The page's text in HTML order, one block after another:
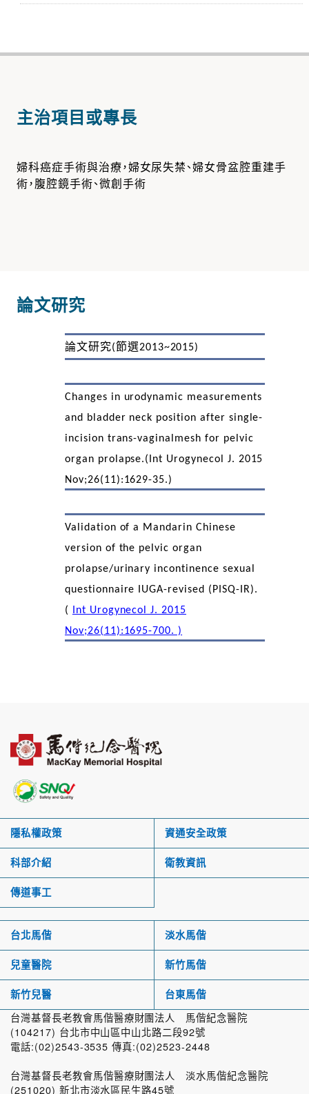
主治項目或專長
婦科癌症手術與治療，婦女尿失禁、婦女骨盆腔重建手
術，腹腔鏡手術、微創手術
論文研究
論文研究(節選2013~2015)
Changes in urodynamic measurements
and bladder neck position after single-
incision trans-vaginalmesh for pelvic
organ prolapse.(Int Urogynecol J. 2015
Nov;26(11):1629-35.)
Validation of a Mandarin Chinese
version of the pelvic organ
prolapse/urinary incontinence sexual
questionnaire IUGA-revised (PISQ-IR).
(
Int Urogynecol J. 2015
Nov;26(11):1695-700. )
隱私權政策 資通安全政策
科部介紹 衛教資訊
傳道事工
台北馬偕 淡水馬偕
兒童醫院 新竹馬偕
新竹兒醫 台東馬偕
台灣基督長老教會馬偕醫療財團法人 馬偕紀念醫院
(104217) 台北市中山區中山北路二段92號
電話:(02)2543-3535 傳真:(02)2523-2448
台灣基督長老教會馬偕醫療財團法人 淡水馬偕紀念醫院
(251020) 新北市淡水區民生路45號